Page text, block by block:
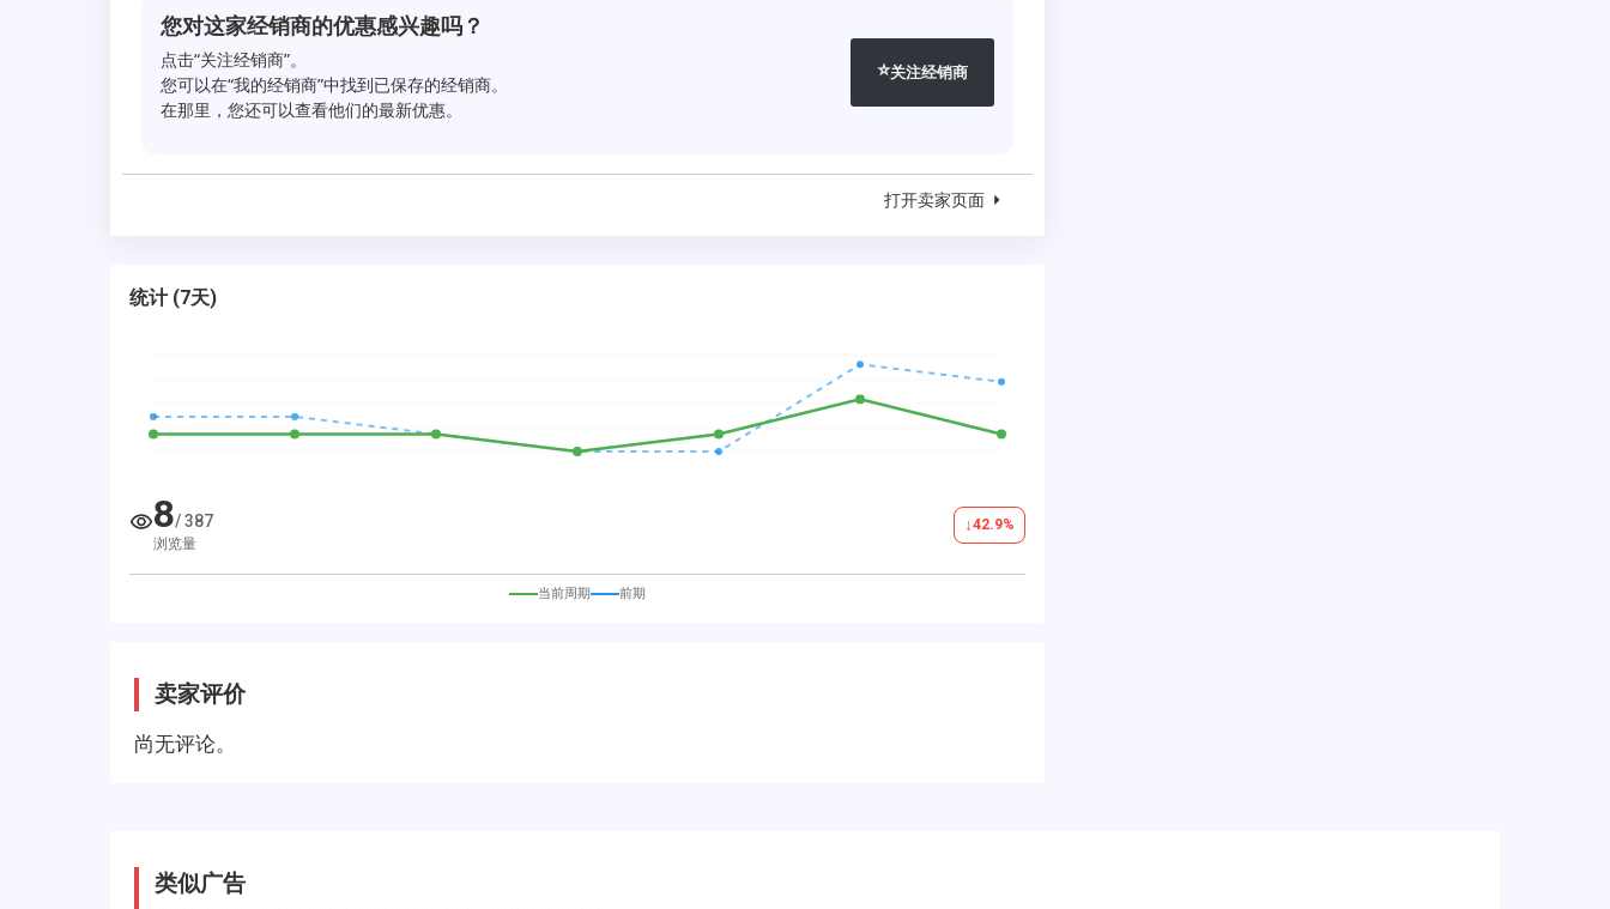
您对这家经销商的优惠感兴趣吗？
点击“关注经销商”。
您可以在“我的经销商”中找到已保存的经销商。
在那里，您还可以查看他们的最新优惠。
⭐关注经销商
打开卖家页面
统计(7天)
8/387
浏览量
↓42.9%
当前周期 前期
卖家评价
尚无评论。
类似广告